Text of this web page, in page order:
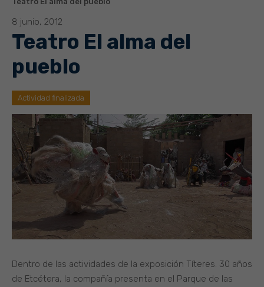
8 junio, 2012
Teatro El alma del
pueblo
Actividad finalizada
Dentro de las actividades de la exposición Títeres. 30 años
de Etcétera, la compañía presenta en el Parque de las